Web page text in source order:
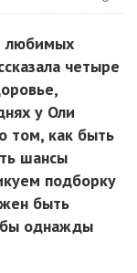
любимых
четыре
у Оли
том, как быть
шансы
подборку
быть
однажды